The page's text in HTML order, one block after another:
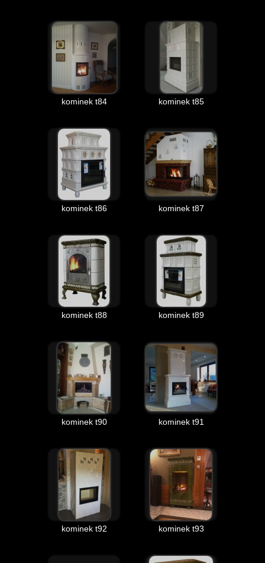
kominek t84 kominek t85
kominek t86 kominek t87
kominek t88 kominek t89
kominek t90 kominek t91
kominek t92 kominek t93